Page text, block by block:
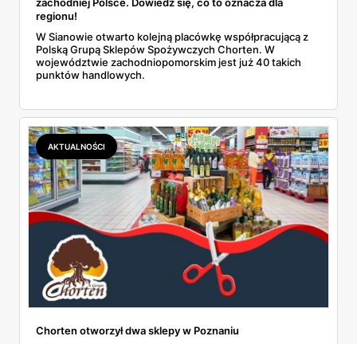
zachodniej Polsce. Dowiedz się, co to oznacza dla
regionu!
W Sianowie otwarto kolejną placówkę współpracującą z
Polską Grupą Sklepów Spożywczych Chorten. W
województwie zachodniopomorskim jest już 40 takich
punktów handlowych.
AKTUALNOŚCI
Chorten otworzył dwa sklepy w Poznaniu